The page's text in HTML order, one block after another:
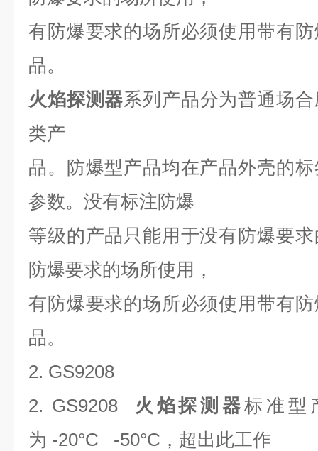
有防爆要求的场所必须使用带有
品。
火焰探测器系列产品分为普通场
类产
品。防爆型产品均在产品外壳的
参数。没有标注防爆
等级的产品只能用于没有防爆要
防爆要求的场所使用，
有防爆要求的场所必须使用带有
品。
2. GS9208
2. GS9208 火焰探测器标准型
为 -20°C -50°C ，超出此工作